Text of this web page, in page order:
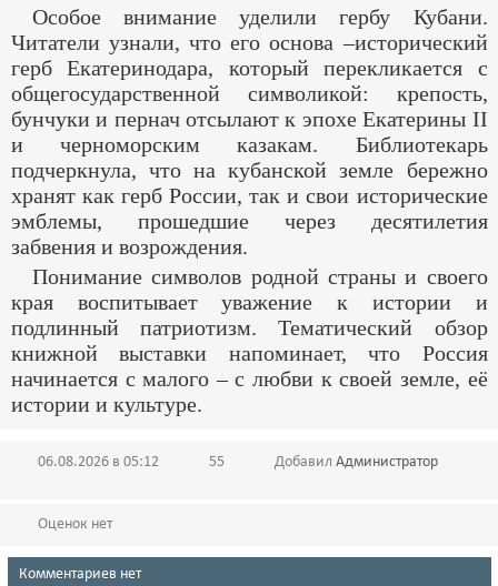
Особое внимание уделили гербу Кубани.
Читатели узнали, что его основа –исторический
герб Екатеринодара, который перекликается с
общегосударственной символикой: крепость,
бунчуки и пернач отсылают к эпохе Екатерины II
и черноморским казакам. Библиотекарь
подчеркнула, что на кубанской земле бережно
хранят как герб России, так и свои исторические
эмблемы, прошедшие через десятилетия
забвения и возрождения.
Понимание символов родной страны и своего
края воспитывает уважение к истории и
подлинный патриотизм. Тематический обзор
книжной выставки напоминает, что Россия
начинается с малого – с любви к своей земле, её
истории и культуре.
06.08.2026 в 05:12 55 Добавил Администратор
Оценок нет
Комментариев нет